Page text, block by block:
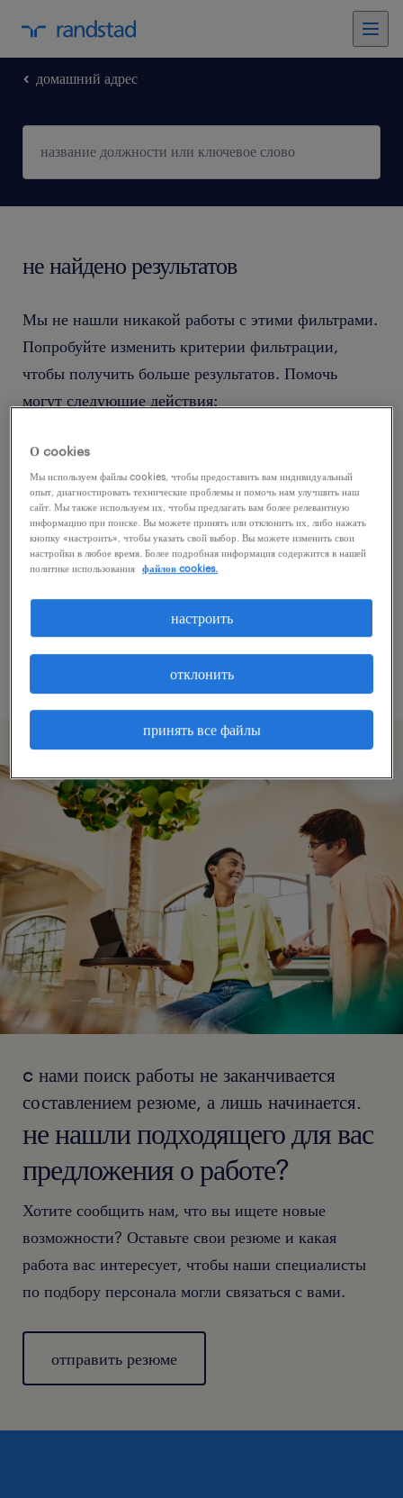
домашний адрес
не найдено результатов
Мы не нашли никакой работы с этими фильтрами.
Попробуйте изменить критерии фильтрации,
чтобы получить больше результатов. Помочь
могут следующие действия:
Попробуйте удалить некоторые из
примененных фильтров.
Вы искали работу в определенном месте?
Учтите возможность расширения диапазона
вокруг местонахождения.
Измените название должности или ключевые
слова и проверьте, правильно ли они
написаны.
c нами поиск работы не заканчивается
составлением резюме, а лишь начинается.
не нашли подходящего для вас
предложения о работе?
Хотите сообщить нам, что вы ищете новые
возможности? Оставьте свои резюме и какая
работа вас интересует, чтобы наши специалисты
по подбору персонала могли связаться с вами.
отправить резюме
О cookies
Мы используем файлы cookies, чтобы предоставить вам индивидуальный
опыт, диагностировать технические проблемы и помочь нам улучшить наш
сайт. Мы также используем их, чтобы предлагать вам более релевантную
информацию при поиске. Вы можете принять или отклонить их, либо нажать
кнопку «настроить», чтобы указать свой выбор. Вы можете изменить свои
настройки в любое время. Более подробная информация содержится в нашей
политике использования
файлов cookies.
принять все файлы
отклонить
настроить